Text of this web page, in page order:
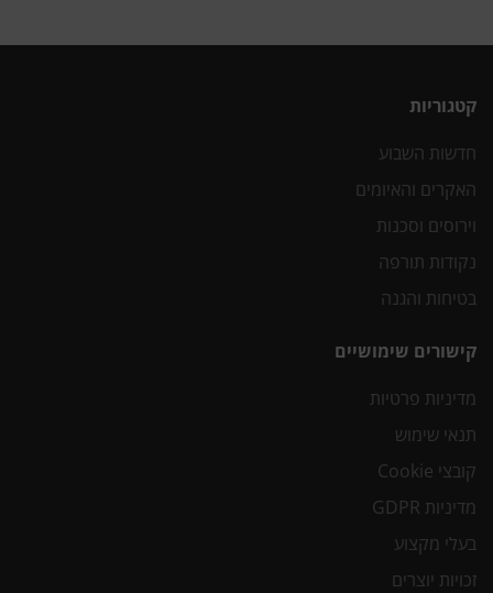
קטגוריות
חדשות השבוע
האקרים והאיומים
וירוסים וסכנות
נקודות תורפה
בטיחות והגנה
קישורים שימושיים
מדיניות פרטיות
תנאי שימוש
קובצי Cookie
מדיניות GDPR
בעלי מקצוע
זכויות יוצרים